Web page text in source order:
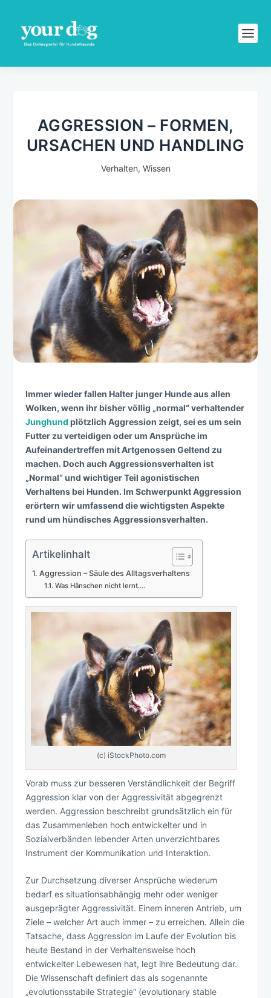
AGGRESSION – FORMEN,
URSACHEN UND HANDLING
Verhalten, Wissen
Immer wieder fallen Halter junger Hunde aus allen
Wolken, wenn ihr bisher völlig „normal“ verhaltender
Junghund plötzlich Aggression zeigt, sei es um sein
Futter zu verteidigen oder um Ansprüche im
Aufeinandertreffen mit Artgenossen Geltend zu
machen. Doch auch Aggressionsverhalten ist
„Normal“ und wichtiger Teil agonistischen
Verhaltens bei Hunden. Im Schwerpunkt Aggression
erörtern wir umfassend die wichtigsten Aspekte
rund um hündisches Aggressionsverhalten.
Artikelinhalt
Aggression – Säule des Alltagsverhaltens
Was Hänschen nicht lernt….
(c) iStockPhoto.com
Vorab muss zur besseren Verständlichkeit der Begriff
Aggression klar von der Aggressivität abgegrenzt
werden. Aggression beschreibt grundsätzlich ein für
das Zusammenleben hoch entwickelter und in
Sozialverbänden lebender Arten unverzichtbares
Instrument der Kommunikation und Interaktion.
Zur Durchsetzung diverser Ansprüche wiederum
bedarf es situationsabhängig mehr oder weniger
ausgeprägter Aggressivität. Einem inneren Antrieb, um
Ziele – welcher Art auch immer – zu erreichen. Allein die
Tatsache, dass Aggression im Laufe der Evolution bis
heute Bestand in der Verhaltensweise hoch
entwickelter Lebewesen hat, legt ihre Bedeutung dar.
Die Wissenschaft definiert das als sogenannte
„evolutionsstabile Strategie“ (evolutionary stable